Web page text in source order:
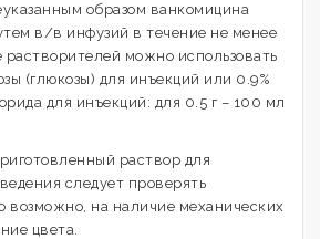
образом ванкомицина
в/в инфузий в течение не менее
можно использовать
(глюкозы) для инъекций или 0.9%
для инъекций: для 0.5 г – 100 мл
раствор для
следует проверять
возможно, на наличие механических
цвета.